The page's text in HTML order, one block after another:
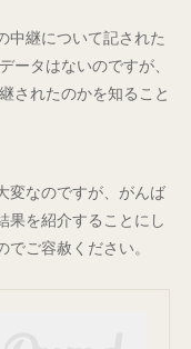
中継について記された
タはないのですが、
されたのかを知ること
変なのですが、がんば
果を紹介することにし
ご容赦ください。